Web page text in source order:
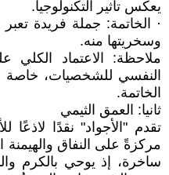
يعكس تأثير التكنولوجيا.
· الخاتمة: جملة فريدة
وسخريتها منه.
ملاحظة: الاعتماد
النفسي للشخصيات،
الخاتمة.
ثانيا: العمق الثيمي
تقدم "الأجواد" نقدًا لاذعًا
مركزةً على النفاق والهيمنة
ساخرة، إذ يوحي بالكرم